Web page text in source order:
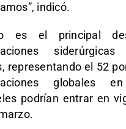
indicó.
es el principal
representando el 52
globales
podrían entrar en